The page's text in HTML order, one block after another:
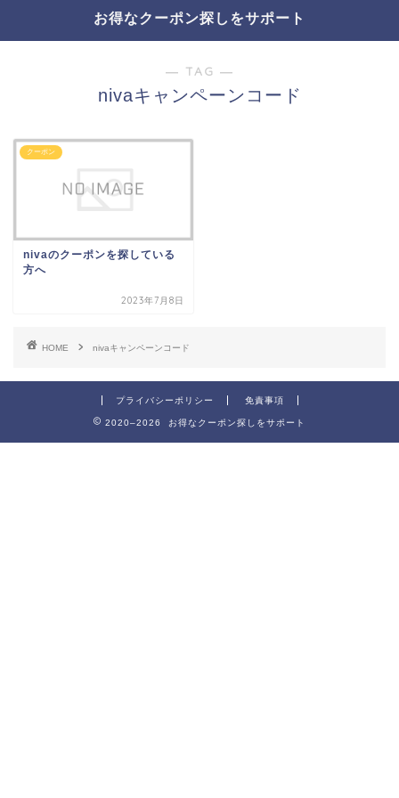
お得なクーポン探しをサポート
― TAG ―
nivaキャンペーンコード
クーポン
nivaのクーポンを探している
方へ
2023年7月8日
HOME nivaキャンペーンコード
プライバシーポリシー 免責事項
2020–2026 お得なクーポン探しをサポート